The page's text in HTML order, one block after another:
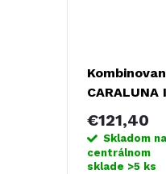
€121,40
Skladom na
centrálnom
sklade >5 ks